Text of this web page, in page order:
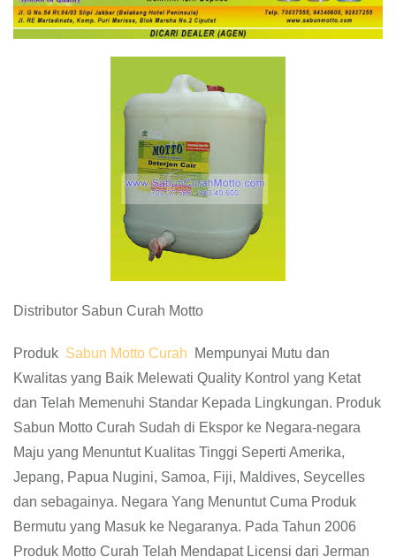
Distributor Sabun Curah Motto
Produk Sabun Motto Curah
Mempunyai Mutu dan
Kwalitas yang Baik Melewati Quality Kontrol yang Ketat
dan Telah Memenuhi Standar Kepada Lingkungan. Produk
Sabun Motto Curah Sudah di Ekspor ke Negara-negara
Maju yang Menuntut Kualitas Tinggi Seperti Amerika,
Jepang, Papua Nugini, Samoa, Fiji, Maldives, Seycelles
dan sebagainya. Negara Yang Menuntut Cuma Produk
Bermutu yang Masuk ke Negaranya. Pada Tahun 2006
Produk Motto Curah Telah Mendapat Licensi dari Jerman